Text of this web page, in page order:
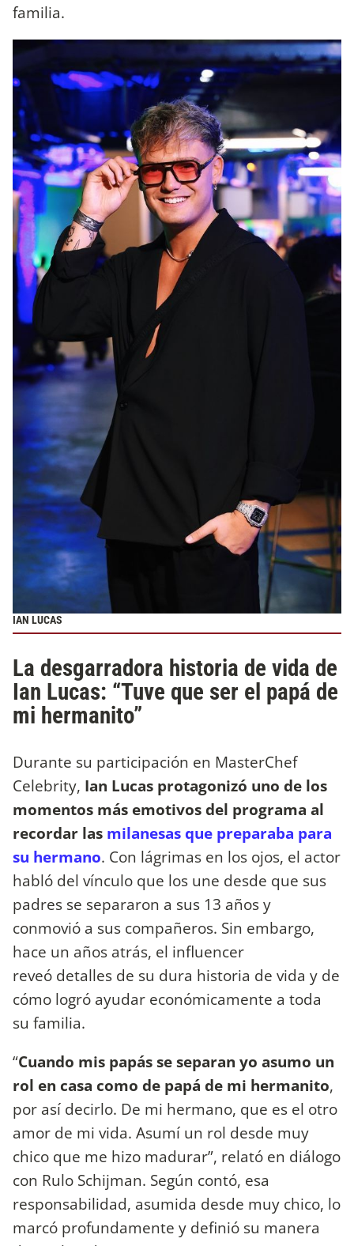
familia.
IAN LUCAS
La desgarradora historia de vida de
Ian Lucas: “Tuve que ser el papá de
mi hermanito”
Durante su participación en MasterChef
Celebrity, Ian Lucas protagonizó uno de los
momentos más emotivos del programa al
recordar las milanesas que preparaba para
su hermano. Con lágrimas en los ojos, el actor
habló del vínculo que los une desde que sus
padres se separaron a sus 13 años y
conmovió a sus compañeros. Sin embargo,
hace un años atrás, el influencer
reveó detalles de su dura historia de vida y de
cómo logró ayudar económicamente a toda
su familia.
“Cuando mis papás se separan yo asumo un
rol en casa como de papá de mi hermanito,
por así decirlo. De mi hermano, que es el otro
amor de mi vida. Asumí un rol desde muy
chico que me hizo madurar”, relató en diálogo
con Rulo Schijman. Según contó, esa
responsabilidad, asumida desde muy chico, lo
marcó profundamente y definió su manera